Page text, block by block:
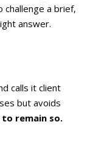
a brief,
answer.
calls it client
but avoids
to remain so.